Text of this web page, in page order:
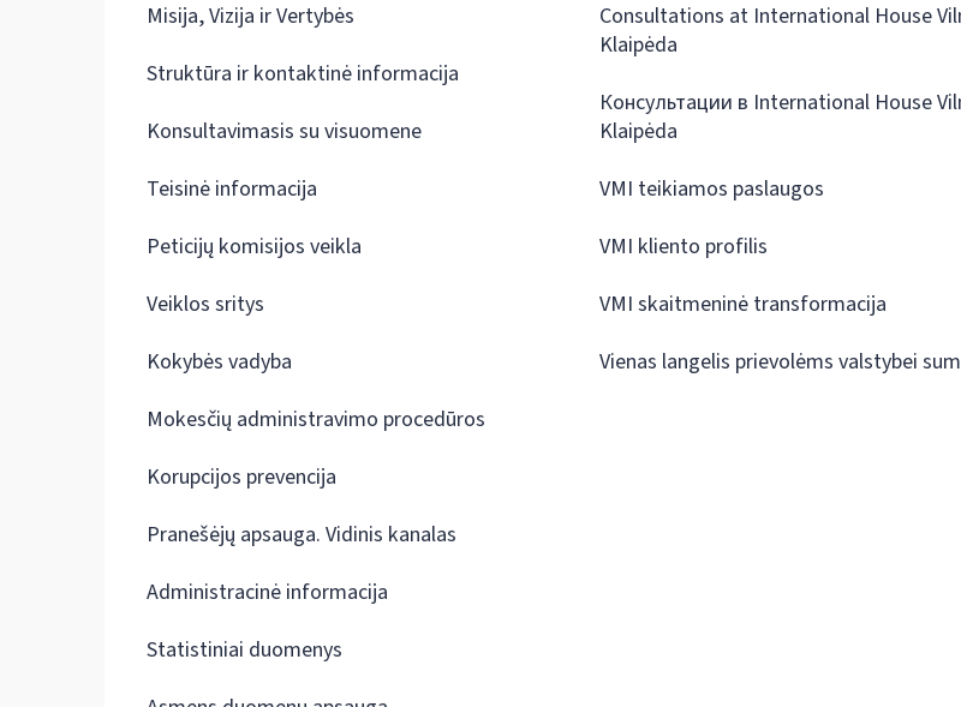
Misija, Vizija ir Vertybės
Struktūra ir kontaktinė informacija
Konsultavimasis su visuomene
Teisinė informacija
Peticijų komisijos veikla
Veiklos sritys
Kokybės vadyba
Mokesčių administravimo procedūros
Korupcijos prevencija
Pranešėjų apsauga. Vidinis kanalas
Administracinė informacija
Statistiniai duomenys
Consultations at International House
Klaipėda
Консультации в International House
Klaipėda
VMI teikiamos paslaugos
VMI kliento profilis
VMI skaitmeninė transformacija
Vienas langelis prievolėms valstybei